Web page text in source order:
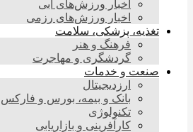
اخبار ورزش‌های آبی
اخبار ورزش‌های رزمی
تغذیه، پزشکی، سلامت
فرهنگ و هنر
گردشگری و مهاجرت
صنعت و خدمات
ارزدیجیتال
بانک و بیمه، بورس و فارکس
تکنولوژی
کارآفرینی و بازاریابی